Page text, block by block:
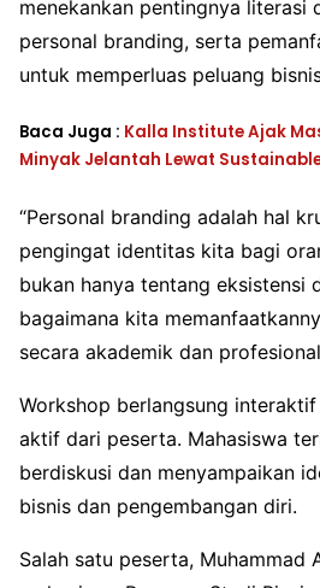
menekankan pentingnya literasi
personal branding, serta
untuk memperluas peluang
Baca Juga : Kalla Institute Ajak
Minyak Jelantah Lewat
“Personal branding adalah hal
pengingat identitas kita bagi
bukan hanya tentang eksistensi
bagaimana kita
secara akademik dan
Workshop berlangsung
aktif dari peserta. Mahasiswa
berdiskusi dan menyampaikan
bisnis dan pengembangan diri.
Salah satu peserta, Muhammad